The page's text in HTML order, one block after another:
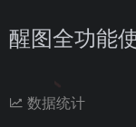
醒图全功能
数据统计